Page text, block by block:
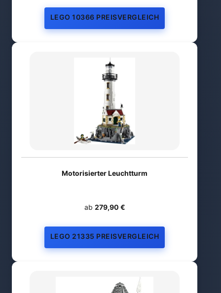
LEGO 10366 PREISVERGLEICH
Motorisierter Leuchtturm
ab 279,90 €
LEGO 21335 PREISVERGLEICH